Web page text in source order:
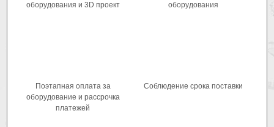
оборудования и 3D проект
оборудования
Поэтапная оплата за
оборудование и рассрочка
платежей
Соблюдение срока поставки